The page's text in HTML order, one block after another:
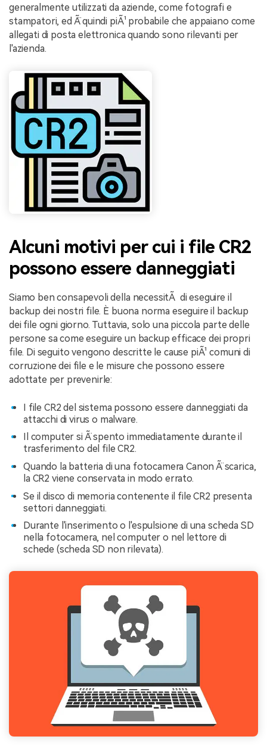
generalmente utilizzati da aziende, come fotografi e
stampatori, ed Ã¨ quindi piÃ¹ probabile che appaiano come
allegati di posta elettronica quando sono rilevanti per
l'azienda.
Alcuni motivi per cui i file CR2
possono essere danneggiati
Siamo ben consapevoli della necessitÃ di eseguire il
backup dei nostri file. È buona norma eseguire il backup
dei file ogni giorno. Tuttavia, solo una piccola parte delle
persone sa come eseguire un backup efficace dei propri
file. Di seguito vengono descritte le cause piÃ¹ comuni di
corruzione dei file e le misure che possono essere
adottate per prevenirle:
I file CR2 del sistema possono essere danneggiati da
attacchi di virus o malware.
Il computer si Ã¨ spento immediatamente durante il
trasferimento del file CR2.
Quando la batteria di una fotocamera Canon Ã¨ scarica,
la CR2 viene conservata in modo errato.
Se il disco di memoria contenente il file CR2 presenta
settori danneggiati.
Durante l'inserimento o l'espulsione di una scheda SD
nella fotocamera, nel computer o nel lettore di
schede (scheda SD non rilevata).